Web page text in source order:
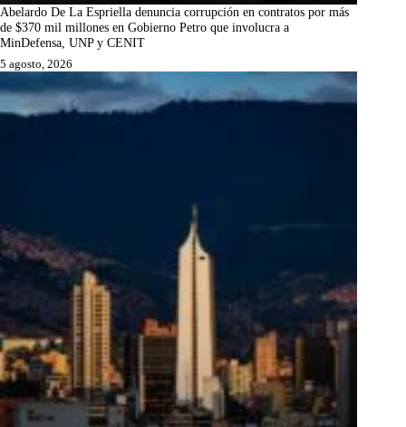
Abelardo De La Espriella denuncia corrupción en contratos por más
de $370 mil millones en Gobierno Petro que involucra a
MinDefensa, UNP y CENIT
5 agosto, 2026